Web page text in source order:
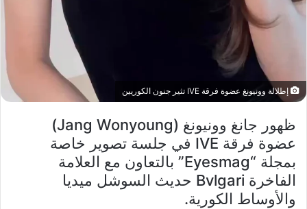
إطلالة وونيونغ عضوة فرقة IVE تثير جنون الكوريين
ظهور جانغ وونيونغ (Jang Wonyoung)
عضوة فرقة IVE في جلسة تصوير خاصة
بمجلة “Eyesmag” بالتعاون مع العلامة
الفاخرة Bvlgari حديث السوشل ميديا
والأوساط الكورية.